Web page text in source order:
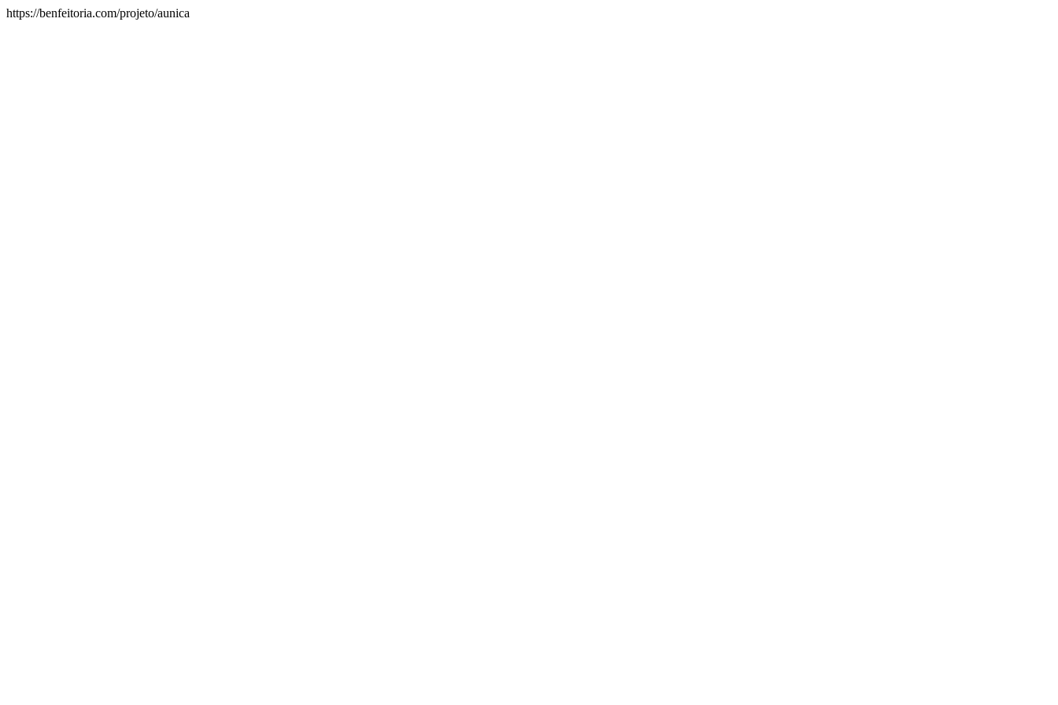
https://benfeitoria.com/projeto/aunica